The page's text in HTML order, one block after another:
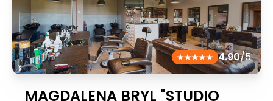
4.90/5
MAGDALENA BRYL "STUDIO